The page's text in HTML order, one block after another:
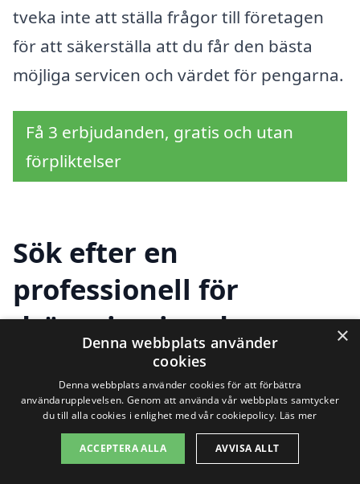
tveka inte att ställa frågor till företagen
för att säkerställa att du får den bästa
möjliga servicen och värdet för pengarna.
Få 3 erbjudanden, gratis och utan
förpliktelser
Sök efter en
professionell för
dränering i andra
städer nära Norrköping
Att hitta ett företag som specialiserar sig
dränering i Norrköpingbehöver inte
×
Denna webbplats använder
cookies
Denna webbplats använder cookies för att förbättra
användarupplevelsen. Genom att använda vår webbplats samtycker
du till alla cookies i enlighet med vår cookiepolicy. Läs mer
ACCEPTERA ALLA AVVISA ALLT